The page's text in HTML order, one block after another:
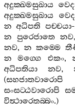
අදුක‍්ඛමසුඛාය
අදුක‍්ඛමසුඛාය
න අධිපති පච‍්චයා
න
පුරෙජාතෙ නව
නව, න කම‍්මෙ
න
මග‍්ගෙ එකං,
අධිපතියා
නව,
(සහජාතවාරොපි
සංසට‍්ඨවාරොපි
විත්‍ථාරෙතබ‍්බං.)